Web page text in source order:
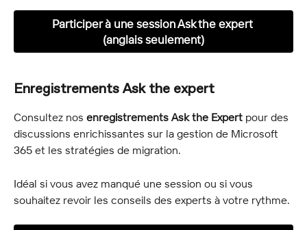
Participer à une session Ask the expert
(anglais seulement)
Enregistrements Ask the expert
Consultez nos enregistrements Ask the Expert pour des
discussions enrichissantes sur la gestion de Microsoft
365 et les stratégies de migration.
Idéal si vous avez manqué une session ou si vous
souhaitez revoir les conseils des experts à votre rythme.